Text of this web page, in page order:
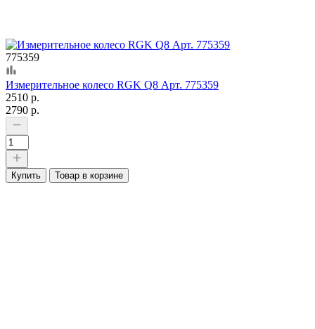
775359
Измерительное колесо RGK Q8 Арт. 775359
2510 р.
2790 р.
Купить Товар в корзине